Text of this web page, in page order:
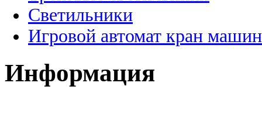
Светильники
Игровой автомат кран
Информация